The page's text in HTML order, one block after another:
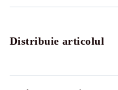
Distribuie articolul